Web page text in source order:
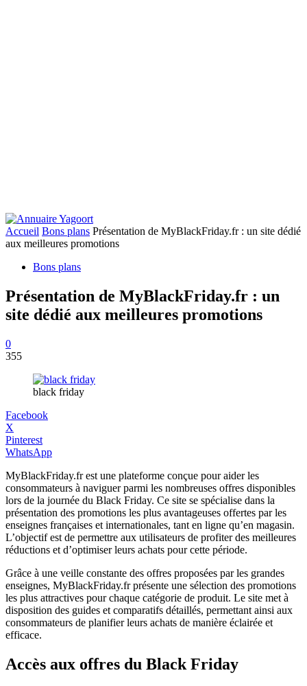
Accueil Bons plans Présentation de MyBlackFriday.fr : un site dédié
aux meilleures promotions
Bons plans
Présentation de MyBlackFriday.fr : un
site dédié aux meilleures promotions
0
355
black friday
Facebook
X
Pinterest
WhatsApp
MyBlackFriday.fr est une plateforme conçue pour aider les
consommateurs à naviguer parmi les nombreuses offres disponibles
lors de la journée du Black Friday. Ce site se spécialise dans la
présentation des promotions les plus avantageuses offertes par les
enseignes françaises et internationales, tant en ligne qu’en magasin.
L’objectif est de permettre aux utilisateurs de profiter des meilleures
réductions et d’optimiser leurs achats pour cette période.
Grâce à une veille constante des offres proposées par les grandes
enseignes, MyBlackFriday.fr présente une sélection des promotions
les plus attractives pour chaque catégorie de produit. Le site met à
disposition des guides et comparatifs détaillés, permettant ainsi aux
consommateurs de planifier leurs achats de manière éclairée et
efficace.
Accès aux offres du Black Friday